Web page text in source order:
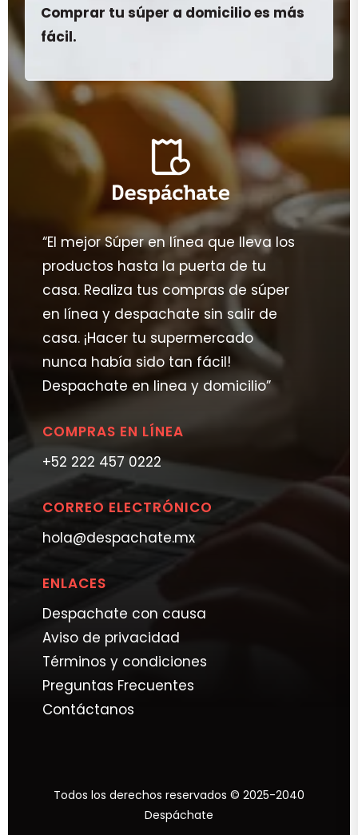
Comprar tu súper a domicilio es más
fácil.
“El mejor Súper en línea que lleva los
productos hasta la puerta de tu
casa. Realiza tus compras de súper
en línea y despachate sin salir de
casa. ¡Hacer tu supermercado
nunca había sido tan fácil!
Despachate en linea y domicilio”
COMPRAS EN LÍNEA
+52 222 457 0222
CORREO ELECTRÓNICO
hola@despachate.mx
ENLACES
Despachate con causa
Aviso de privacidad
Términos y condiciones
Preguntas Frecuentes
Contáctanos
Todos los derechos reservados © 2025-2040
Despáchate